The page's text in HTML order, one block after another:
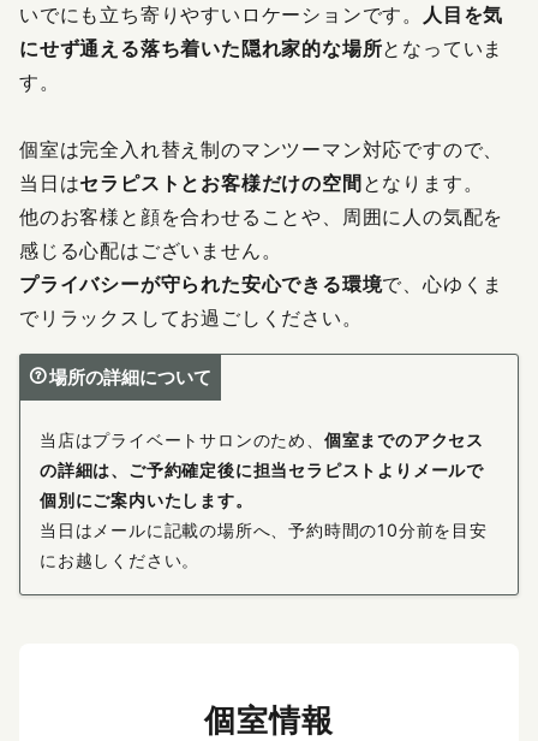
いでにも立ち寄りやすいロケーションです。 人目を気
にせず通える落ち着いた隠れ家的な場所となっていま
す。
個室は完全入れ替え制のマンツーマン対応ですので、
当日はセラピストとお客様だけの空間 となります。
他のお客様と顔を合わせることや、周囲に人の気配を
感じる心配はございません。
プライバシーが守られた安心できる環境で、心ゆくま
でリラックスしてお過ごしください。
場所の詳細について
当店はプライベートサロンのため、 個室までのアクセス
の詳細は、ご予約確定後に担当セラピストよりメールで
個別にご案内いたします。
当日はメールに記載の場所へ、予約時間の10分前を目安
にお越しください。
個室情報